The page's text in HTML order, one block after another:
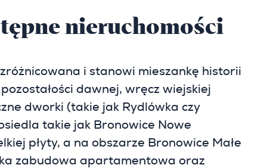
nieruchomości
i stanowi mieszankę historii
dawnej, wręcz wiejskiej
dworki (takie jak Rydlówka czy
takie jak Bronowice Nowe
płyty, a na obszarze Bronowice Małe
zabudowa apartamentowa oraz